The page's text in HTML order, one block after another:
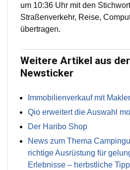
um 10:36 Uhr mit den
Straßenverkehr, Reise,
übertragen.
Weitere Artikel aus
Newsticker
Immobilienverkauf mit
Qio erweitert die Auswahl
Der Haribo Shop
News zum Thema
richtige Ausrüstung für
Erlebnisse – herbstliche